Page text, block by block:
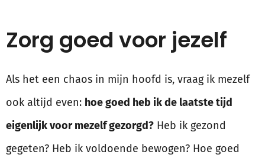
Zorg goed voor jezelf
Als het een chaos in mijn hoofd is, vraag ik mezelf
ook altijd even: hoe goed heb ik de laatste tijd
eigenlijk voor mezelf gezorgd? Heb ik gezond
gegeten? Heb ik voldoende bewogen? Hoe goed